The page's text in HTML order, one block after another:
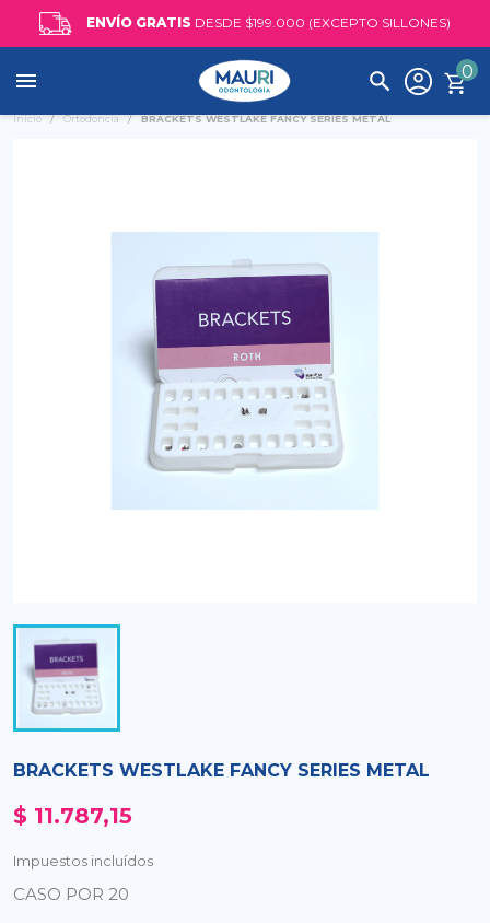
ENVÍO GRATIS DESDE $199.000 (EXCEPTO SILLONES)
 0
Inicio Ortodoncia BRACKETS WESTLAKE FANCY SERIES METAL
BRACKETS WESTLAKE FANCY SERIES METAL
$ 11.787,15
Impuestos incluídos
CASO POR 20